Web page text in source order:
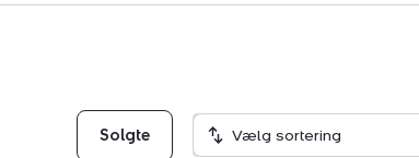
Solgte Vælg sortering